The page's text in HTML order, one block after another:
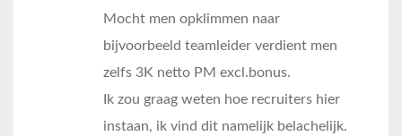
Mocht men opklimmen naar
bijvoorbeeld teamleider verdient men
zelfs 3K netto PM excl.bonus.
Ik zou graag weten hoe recruiters hier
instaan, ik vind dit namelijk belachelijk.